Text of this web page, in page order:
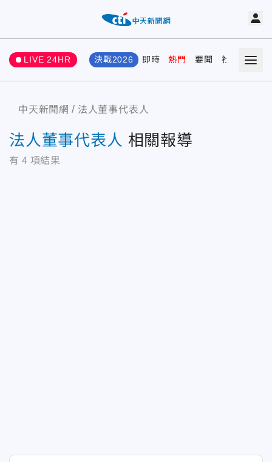
LIVE 24HR 決戰2026 即時 熱門 要聞 社會 娛樂
中天新聞網 法人董事代表人
法人董事代表人 相關報導
有 4 項結果